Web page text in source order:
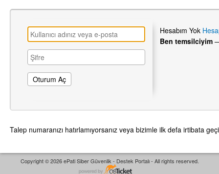
Hesabım Yok
Ben temsilciyim
Talep numaranızı hatırlamıyorsanız veya bizimle ilk defa irtibata
Copyright © 2026 ePati Siber Güvenlik - Destek Portalı - All rights reserved.